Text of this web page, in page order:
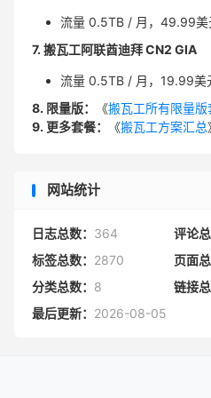
流量 0.5TB / 月，49.99美
7. 搬瓦工阿联酋迪拜 CN2 GIA
流量 0.5TB / 月，19.99美
8. 限量版：
《搬瓦工所有限量版
9. 更多套餐：
《搬瓦工方案汇总
网站统计
日志总数： 364 评论总
标签总数： 2870 页面总
分类总数： 8 链接总
最后更新： 2026-08-05